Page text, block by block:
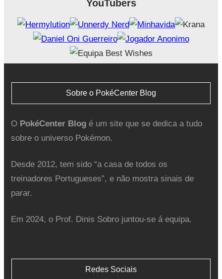
YouTubers
Sobre o PokéCenter Blog
O PokéCenter Blogé um site que se dedica a tudo
sobre o universo Pokémon.
Desde 2012, tem sido “a casa de todos os
treinadores Portugueses”, e não mostra sinais de
parar.
Em 2024, o Prof. Dinis Sobro juntou-se á equipa.
Redes Sociais